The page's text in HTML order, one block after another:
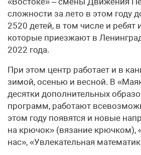
сложности за лето в этом году
2520 детей, в том числе и ребят
которые приезжают в
2022 года.
При этом центр работает и в
зимой, осенью и весной. В
десятки дополнительных
программ, работают
этом году появятся и новые
на крючок» (вязание крючком),
нас», «Увлекательная